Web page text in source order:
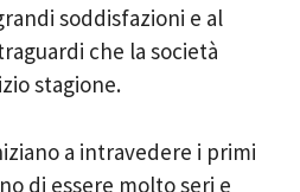
soddisfazioni e al
che la società
stagione.
a intravedere i primi
di essere molto seri e